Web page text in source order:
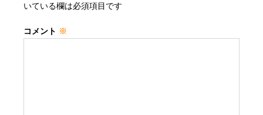
いている欄は必須項目です
コメント ※